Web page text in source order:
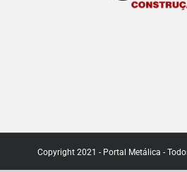
Copyright 2021 - Portal Metálica -